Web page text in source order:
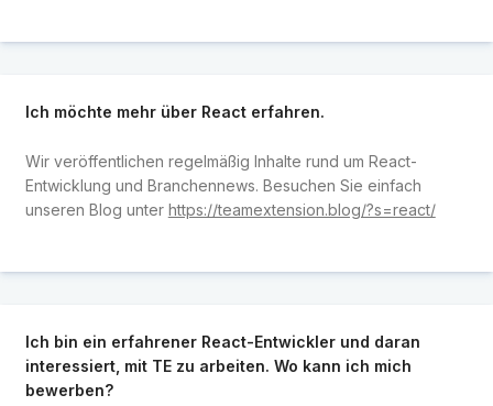
Ich möchte mehr über React erfahren.
Wir veröffentlichen regelmäßig Inhalte rund um React-
Entwicklung und Branchennews. Besuchen Sie einfach
unseren Blog unter https://teamextension.blog/?s=react/
Ich bin ein erfahrener React-Entwickler und daran
interessiert, mit TE zu arbeiten. Wo kann ich mich
bewerben?